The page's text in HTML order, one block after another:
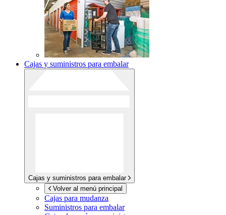
Cajas y suministros para embalar
Cajas y suministros para embalar
Volver al menú principal
Cajas para mudanza
Suministros para embalar